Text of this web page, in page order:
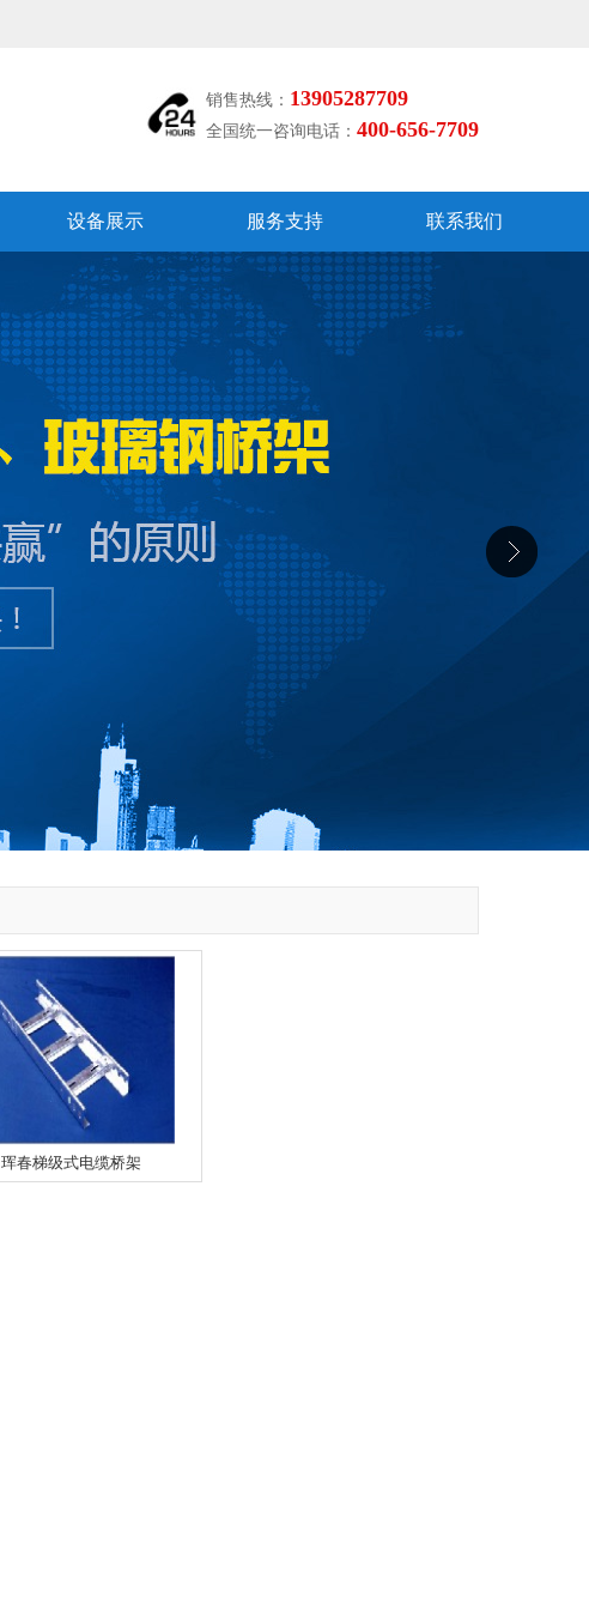
销售热线： 13905287709
全国统一咨询电话： 400-656-7709
设备展示 服务支持 联系我们
珲春梯级式电缆桥架